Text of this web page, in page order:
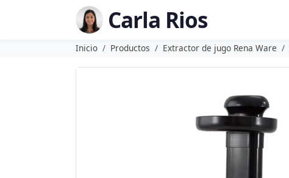
Carla Rios
Inicio Productos Extractor de jugo Rena Ware